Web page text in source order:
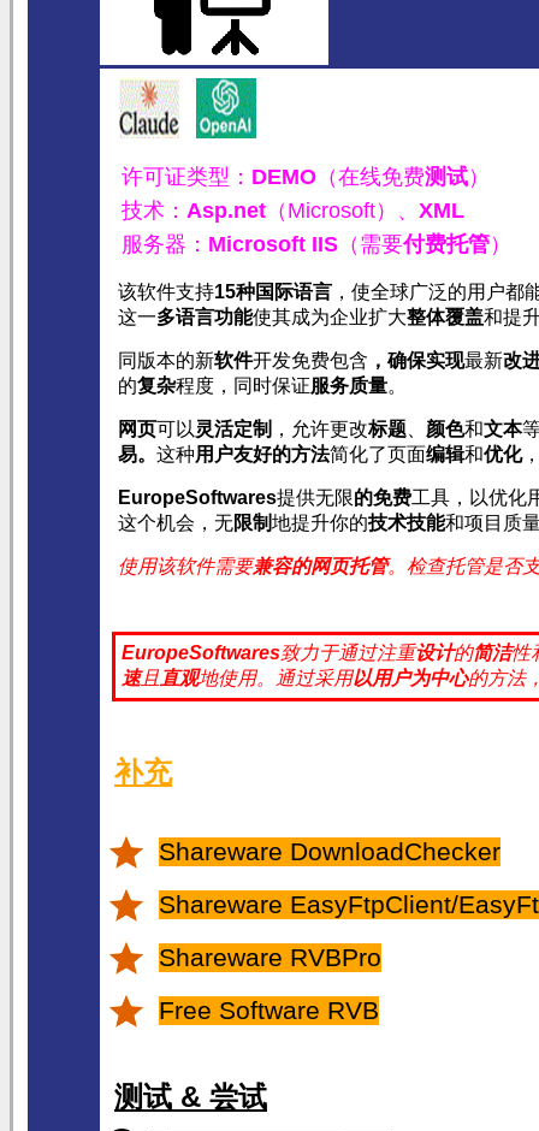
许可证类型： DEMO （在线免费测试）
技术： Asp.net （Microsoft）、 XML
服务器： Microsoft IIS （需要付费托管）
该软件支持15种国际语言 ，使全球广泛的用户都
这一多语言功能使其成为企业扩大整体覆盖和提
同版本的新软件开发免费包含 ，确保实现最新改
的复杂程度，同时保证服务质量。
网页可以 灵活定制 ，允许更改标题 颜色和文本
易。 这种用户友好的方法简化了页面编辑和优化
EuropeSoftwares提供无限的免费工具，以优化
这个机会，无限制地提升你的技术技能和项目质
使用该软件需要兼容的网页托管。检查托管是否
EuropeSoftwares致力于通过注重设计的简洁性
速且 直观地使用。 通过采用以用户为中心的方法
补充
Shareware DownloadChecker
Shareware EasyFtpClient/
Shareware RVBPro
Free Software RVB
测试 & 尝试